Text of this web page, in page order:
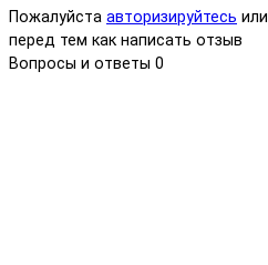
Пожалуйста авторизируйтесь или
перед тем как написать отзыв
Вопросы и ответы 0